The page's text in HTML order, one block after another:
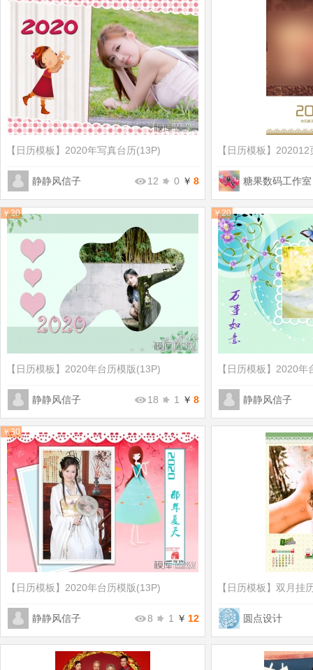
【日历模板】 ​2020年写真台历(13P)
12 0 ￥ 8
静静风信子
【日历模板】 202012
糖果数码工作室
￥20
【日历模板】 ​2020年台历模版(13P)
18 1 ￥ 8
静静风信子
￥20
【日历模板】 ​2020年
静静风信子
￥30
【日历模板】 2020年台历模版(13P)
8 1 ￥ 12
静静风信子
【日历模板】 双月挂
圆点设计